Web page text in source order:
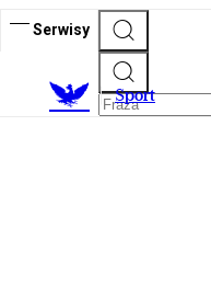
Serwisy
Sport